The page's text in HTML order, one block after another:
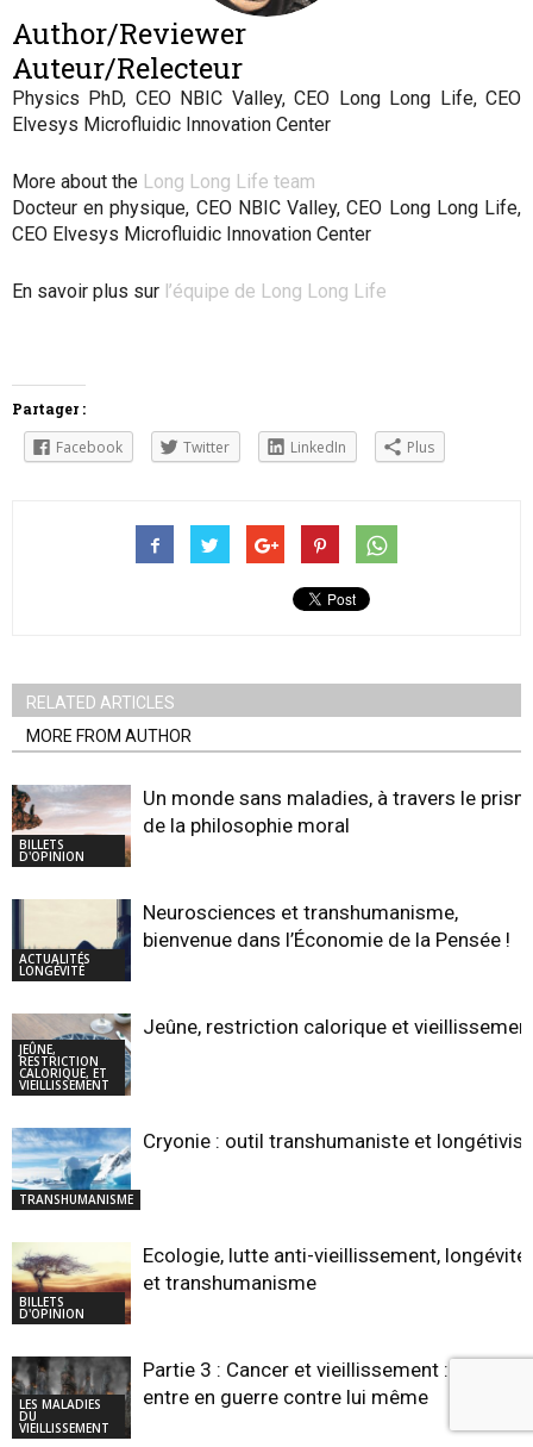
Author/Reviewer
Auteur/Relecteur
Physics PhD, CEO NBIC Valley, CEO Long Long Life, CEO
Elvesys Microfluidic Innovation Center
More about the Long Long Life team
Docteur en physique, CEO NBIC Valley, CEO Long Long Life,
CEO Elvesys Microfluidic Innovation Center
En savoir plus sur l’équipe de Long Long Life
Partager :
Facebook Twitter LinkedIn Plus
RELATED ARTICLES
MORE FROM AUTHOR
BILLETS
D'OPINION
Un monde sans maladies, à travers le
de la philosophie moral
ACTUALITÉS
LONGÉVITÉ
Neurosciences et transhumanisme,
bienvenue dans l’Économie de la Pensée !
JEÛNE,
RESTRICTION
CALORIQUE, ET
VIEILLISSEMENT
Jeûne, restriction calorique et
TRANSHUMANISME
Cryonie : outil transhumaniste et
BILLETS
D'OPINION
Ecologie, lutte anti-vieillissement, longévité,
et transhumanisme
LES MALADIES
DU
VIEILLISSEMENT
Partie 3 : Cancer et vieillissement : le corps
entre en guerre contre lui même